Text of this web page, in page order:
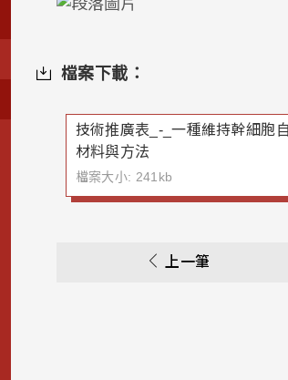
檔案下載：
技術推廣表_-_一種維持幹細胞
材料與方法
檔案大小: 241kb
上一筆